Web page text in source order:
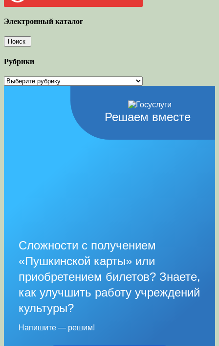
Электронный каталог
Рубрики
Рубрики
Решаем вместе
Сложности с получением
«Пушкинской карты» или
приобретением билетов? Знаете,
как улучшить работу учреждений
культуры?
Напишите — решим!